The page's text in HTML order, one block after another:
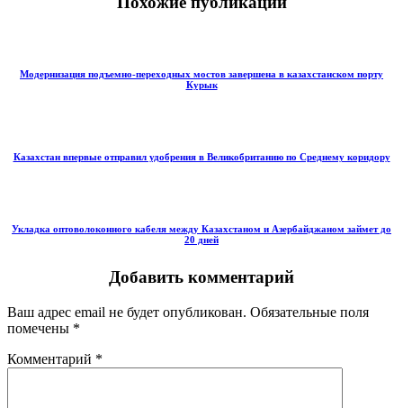
Модернизация подъемно-переходных мостов завершена в казахстанском порту
Курык
Казахстан впервые отправил удобрения в Великобританию по Среднему коридору
Укладка оптоволоконного кабеля между Казахстаном и Азербайджаном займет до
20 дней
Добавить комментарий
Ваш адрес email не будет опубликован. Обязательные поля
помечены *
Комментарий *